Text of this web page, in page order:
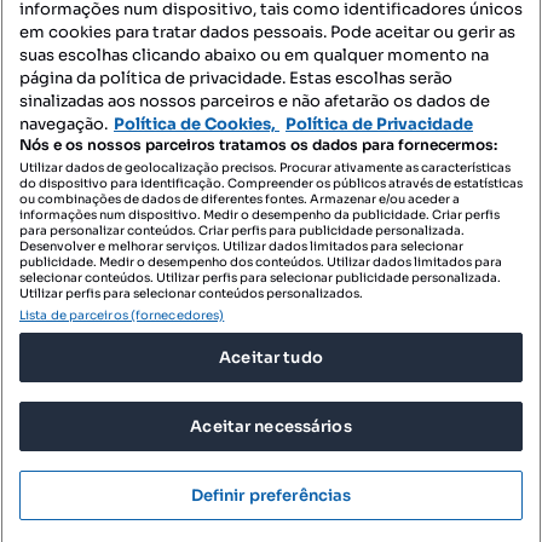
Mapa do Site
Contacte-nos
SIGA-NOS:
DESCARREGAR NA:
© 2026 Imovirtual.com, OLX Portugal, S.A.
TERMOS DE UTILIZAÇÃO
POLÍTICA DE PRIVACIDADE
CONFIGURAÇÕES DE PRIVACIDADE
informações num dispositivo, tais como identificadores únicos
em cookies para tratar dados pessoais. Pode aceitar ou gerir as
suas escolhas clicando abaixo ou em qualquer momento na
página da política de privacidade. Estas escolhas serão
sinalizadas aos nossos parceiros e não afetarão os dados de
navegação. Política de Cookies, Política de Privacidade
Nós e os nossos parceiros tratamos os dados para fornecermos:
Utilizar dados de geolocalização precisos. Procurar ativamente as características
do dispositivo para identificação. Compreender os públicos através de estatísticas
ou combinações de dados de diferentes fontes. Armazenar e/ou aceder a
informações num dispositivo. Medir o desempenho da publicidade. Criar perfis
para personalizar conteúdos. Criar perfis para publicidade personalizada.
Desenvolver e melhorar serviços. Utilizar dados limitados para selecionar
publicidade. Medir o desempenho dos conteúdos. Utilizar dados limitados para
selecionar conteúdos. Utilizar perfis para selecionar publicidade personalizada.
Utilizar perfis para selecionar conteúdos personalizados.
Lista de parceiros (fornecedores)
Aceitar tudo
Aceitar necessários
Definir preferências